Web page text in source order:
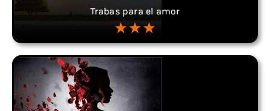
Trabas para el amor